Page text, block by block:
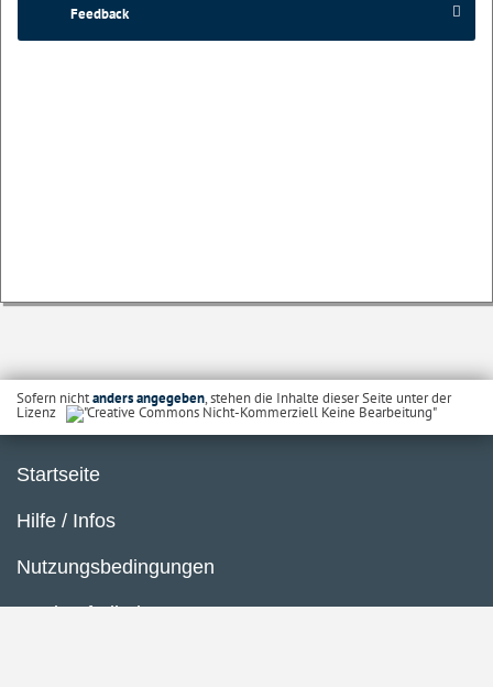
Feedback
Sofern nichtanders angegeben, stehen die Inhalte dieser Seite unter der
Lizenz
Startseite
Hilfe / Infos
Nutzungsbedingungen
Barrierefreiheit